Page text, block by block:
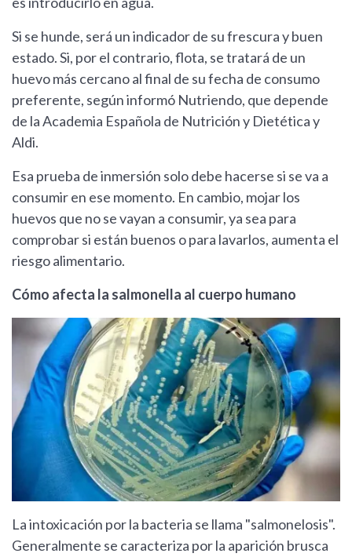
Si se hunde, será un indicador de su frescura y buen
estado. Si, por el contrario, flota, se tratará de un
huevo más cercano al final de su fecha de consumo
preferente, según informó Nutriendo, que depende
de la Academia Española de Nutrición y Dietética y
Aldi.
Esa prueba de inmersión solo debe hacerse si se va a
consumir en ese momento. En cambio, mojar los
huevos que no se vayan a consumir, ya sea para
comprobar si están buenos o para lavarlos, aumenta el
riesgo alimentario.
Cómo afecta la salmonella al cuerpo humano
La intoxicación por la bacteria se llama "salmonelosis".
Generalmente se caracteriza por la aparición brusca